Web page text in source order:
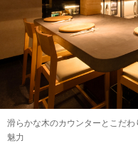
滑らかな木のカウンターとこだ
魅力